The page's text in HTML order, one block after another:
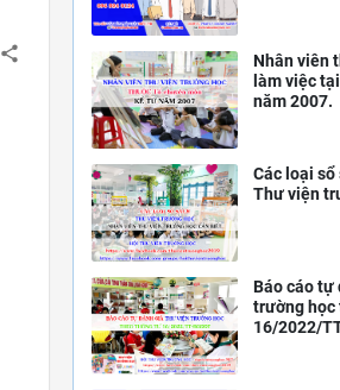
Nhân viên
làm việc
năm 2007.
Các loại
Thư viện
Báo cáo tự
trường học
16/2022/